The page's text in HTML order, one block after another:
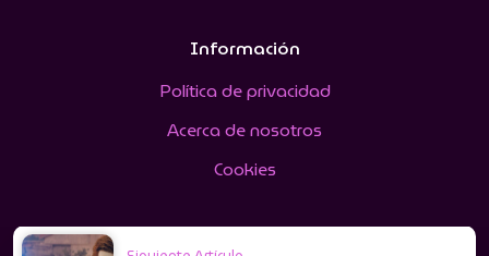
Información
Política de privacidad
Acerca de nosotros
Cookies